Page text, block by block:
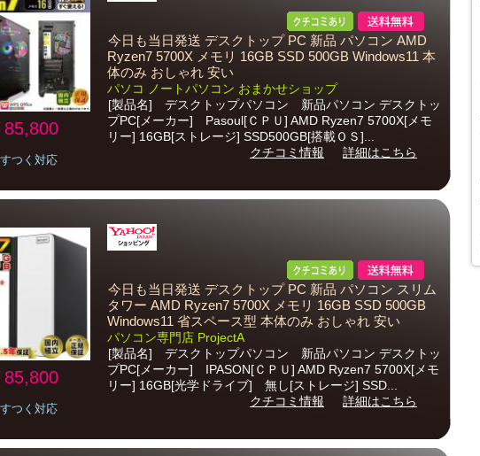
85,800
つく対応
今日も当日発送 デスクトップ PC 新品 パソコン AMD
Ryzen7 5700X メモリ 16GB SSD 500GB Windows11 本
体のみ おしゃれ 安い
パソコ ノートパソコン おまかせショップ
[製品名] デスクトップパソコン 新品パソコン デスクトッ
プPC[メーカー] Pasoul[ＣＰＵ] AMD Ryzen7 5700X[メモ
リー] 16GB[ストレージ] SSD500GB[搭載ＯＳ]...
クチコミ情報
詳細はこちら
85,800
つく対応
今日も当日発送 デスクトップ PC 新品 パソコン スリム
タワー AMD Ryzen7 5700X メモリ 16GB SSD 500GB
Windows11 省スペース型 本体のみ おしゃれ 安い
パソコン専門店 ProjectA
[製品名] デスクトップパソコン 新品パソコン デスクトッ
プPC[メーカー] IPASON[ＣＰＵ] AMD Ryzen7 5700X[メモ
リー] 16GB[光学ドライブ] 無し[ストレージ] SSD...
クチコミ情報
詳細はこちら